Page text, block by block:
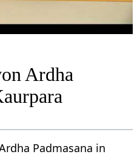
Ardha
Padmasana in